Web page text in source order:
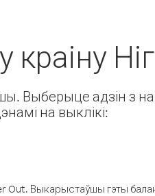
Выберыце адзін з
на выклікі:
Out. Выкарыстаўшы гэты